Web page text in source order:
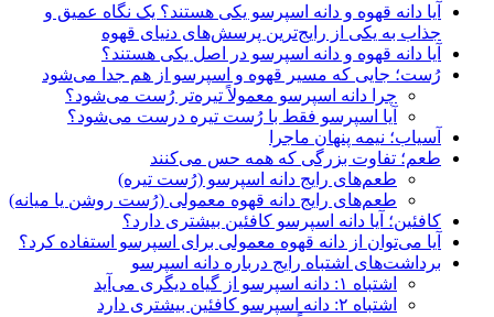
آیا دانه‌ قهوه و دانه‌ اسپرسو یکی هستند؟ یک نگاه عمیق و
جذاب به یکی از رایج‌ترین پرسش‌های دنیای قهوه
آیا دانه قهوه و دانه اسپرسو در اصل یکی هستند؟
رُست؛ جایی که مسیر قهوه و اسپرسو از هم جدا می‌شود
چرا دانه اسپرسو معمولاً تیره‌تر رُست می‌شود؟
آیا اسپرسو فقط با رُست تیره درست می‌شود؟
آسیاب؛ نیمه پنهان ماجرا
طعم؛ تفاوت بزرگی که همه حس می‌کنند
طعم‌های رایج دانه اسپرسو (رُست تیره)
طعم‌های رایج دانه قهوه معمولی (رُست روشن یا میانه)
کافئین؛ آیا دانه اسپرسو کافئین بیشتری دارد؟
آیا می‌توان از دانه قهوه معمولی برای اسپرسو استفاده کرد؟
برداشت‌های اشتباه رایج درباره دانه اسپرسو
اشتباه ۱: دانه اسپرسو از گیاه دیگری می‌آید
اشتباه ۲: دانه اسپرسو کافئین بیشتری دارد